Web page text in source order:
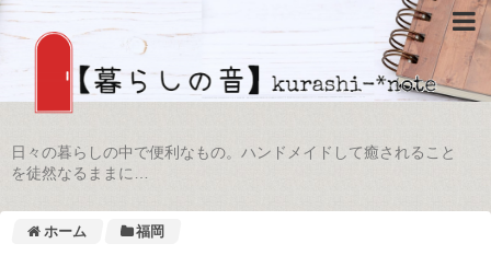
日々の暮らしの中で便利なもの。ハンドメイドして癒されること
を徒然なるままに…
ホーム 福岡